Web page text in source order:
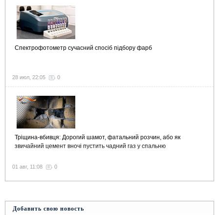
Спектрофотометр сучасний спосіб підбору фарб
28 июл, 22:05 0
Тріщина-вбивця: Дорогий шамот, фатальний розчин, або як
звичайний цемент вночі пустить чадний газ у спальню
01 авг, 11:08 0
Добавить свою новость